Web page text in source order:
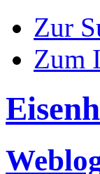
Zur
Zum